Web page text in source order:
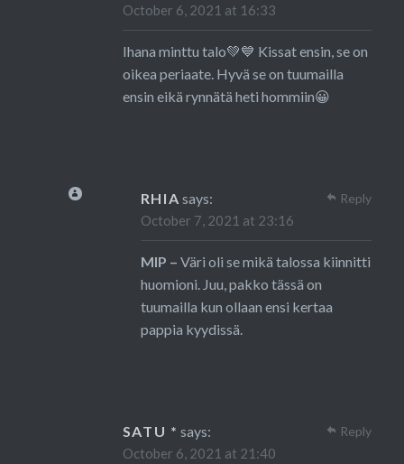
October 6, 2021 at 16:33
Ihana minttu talo💚💙 Kissat ensin, se on
oikea periaate. Hyvä se on tuumailla
ensin eikä rynnätä heti hommiin😀
RHIA says:
October 7, 2021 at 23:16
MIP – Väri oli se mikä talossa kiinnitti
huomioni. Juu, pakko tässä on
tuumailla kun ollaan ensi kertaa
pappia kyydissä.
Reply
SATU * says:
October 6, 2021 at 21:40
Reply